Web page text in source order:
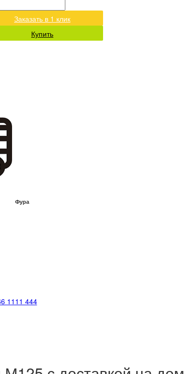
Заказать в 1 клик
Купить
Фура
1111 444